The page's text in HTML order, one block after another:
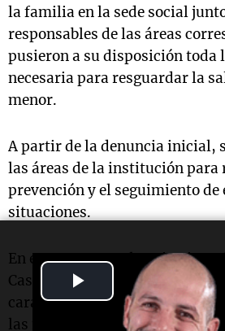
Play
Video
la familia en la sede social
responsables de las áreas
pusieron a su disposición toda
necesaria para resguardar la
menor.
A partir de la denuncia inicial,
las áreas de la institución para
prevención y el seguimiento de
situaciones.
En ese contexto, el equipo
Casa CAI identificó otros dos
características similares, que
las máximas autoridades del